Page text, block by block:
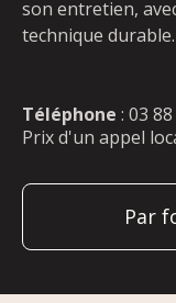
son entretien,
technique durable.
Téléphone : 03
Prix d'un appel
Par